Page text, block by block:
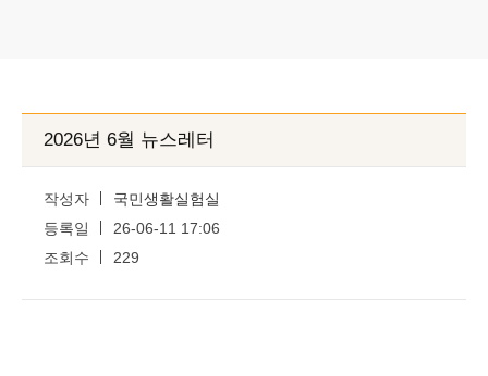
2026년 6월 뉴스레터
작성자
국민생활실험실
등록일
26-06-11 17:06
조회수
229